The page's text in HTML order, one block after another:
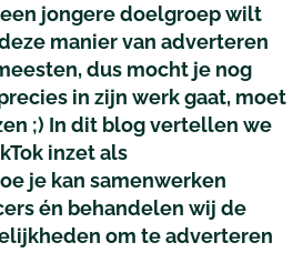
jongere doelgroep wilt
manier van adverteren
dus mocht je nog
in zijn werk gaat, moet
;) In dit blog vertellen we
inzet als
je kan samenwerken
én behandelen wij de
om te adverteren